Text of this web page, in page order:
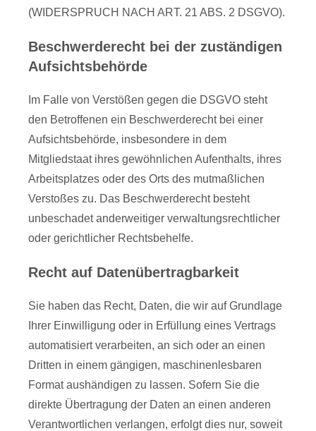
(WIDERSPRUCH NACH ART. 21 ABS. 2 DSGVO).
Beschwerde­recht bei der zuständigen
Aufsichts­behörde
Im Falle von Verstößen gegen die DSGVO steht
den Betroffenen ein Beschwerderecht bei einer
Aufsichtsbehörde, insbesondere in dem
Mitgliedstaat ihres gewöhnlichen Aufenthalts, ihres
Arbeitsplatzes oder des Orts des mutmaßlichen
Verstoßes zu. Das Beschwerderecht besteht
unbeschadet anderweitiger verwaltungsrechtlicher
oder gerichtlicher Rechtsbehelfe.
Recht auf Daten­übertrag­barkeit
Sie haben das Recht, Daten, die wir auf Grundlage
Ihrer Einwilligung oder in Erfüllung eines Vertrags
automatisiert verarbeiten, an sich oder an einen
Dritten in einem gängigen, maschinenlesbaren
Format aushändigen zu lassen. Sofern Sie die
direkte Übertragung der Daten an einen anderen
Verantwortlichen verlangen, erfolgt dies nur, soweit